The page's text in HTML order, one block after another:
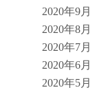
2020年9月
2020年8月
2020年7月
2020年6月
2020年5月